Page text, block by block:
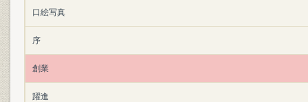
口絵写真
序
創業
躍進